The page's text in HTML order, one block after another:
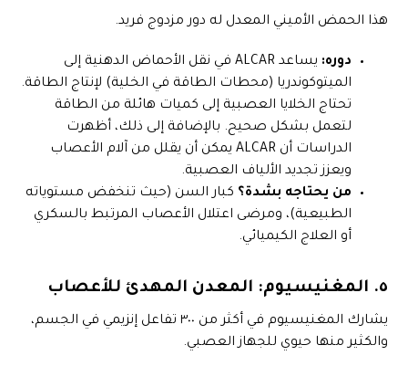
هذا الحمض الأميني المعدل له دور مزدوج فريد.
دوره:
يساعد ALCAR في نقل الأحماض الدهنية إلى
الميتوكوندريا (محطات الطاقة في الخلية) لإنتاج الطاقة.
تحتاج الخلايا العصبية إلى كميات هائلة من الطاقة
لتعمل بشكل صحيح. بالإضافة إلى ذلك، أظهرت
الدراسات أن ALCAR يمكن أن يقلل من آلام الأعصاب
ويعزز تجديد الألياف العصبية.
من يحتاجه بشدة؟ كبار السن (حيث تنخفض مستوياته
الطبيعية)، ومرضى اعتلال الأعصاب المرتبط بالسكري
أو العلاج الكيميائي.
٥. المغنيسيوم: المعدن المهدئ للأعصاب
يشارك المغنيسيوم في أكثر من ٣٠٠ تفاعل إنزيمي في الجسم،
والكثير منها حيوي للجهاز العصبي.